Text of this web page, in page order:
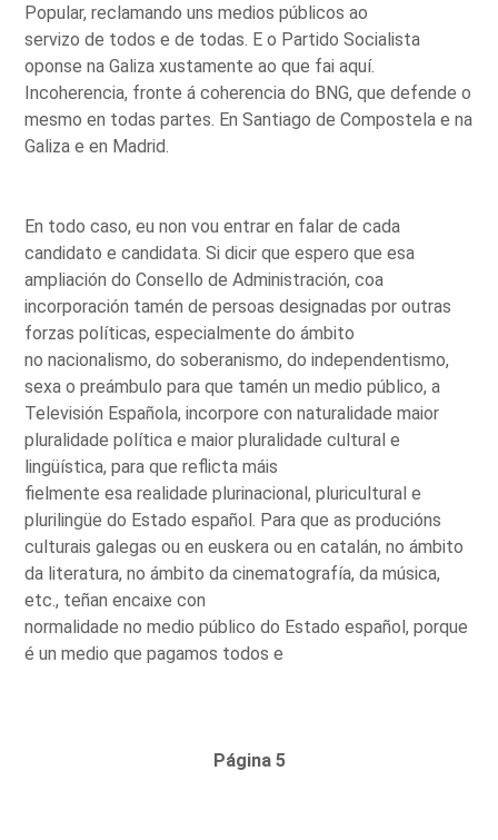
Popular, reclamando uns medios públicos ao
servizo de todos e de todas. E o Partido Socialista
oponse na Galiza xustamente ao que fai aquí.
Incoherencia, fronte á coherencia do BNG, que defende o
mesmo en todas partes. En Santiago de Compostela e na
Galiza e en Madrid.
En todo caso, eu non vou entrar en falar de cada
candidato e candidata. Si dicir que espero que esa
ampliación do Consello de Administración, coa
incorporación tamén de persoas designadas por outras
forzas políticas, especialmente do ámbito
no nacionalismo, do soberanismo, do independentismo,
sexa o preámbulo para que tamén un medio público, a
Televisión Española, incorpore con naturalidade maior
pluralidade política e maior pluralidade cultural e
lingüística, para que reflicta máis
fielmente esa realidade plurinacional, pluricultural e
plurilingüe do Estado español. Para que as producións
culturais galegas ou en euskera ou en catalán, no ámbito
da literatura, no ámbito da cinematografía, da música,
etc., teñan encaixe con
normalidade no medio público do Estado español, porque
é un medio que pagamos todos e
Página 5